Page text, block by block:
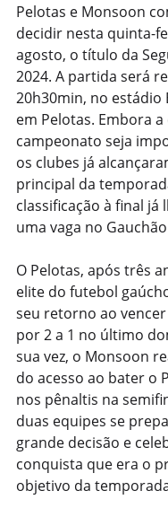
Pelotas e Monsoon
decidir nesta quinta-
agosto, o título da
2024. A partida será
20h30min, no estádio
em Pelotas. Embora
campeonato seja
os clubes já
principal da
classificação à final já
uma vaga no
O Pelotas, após três
elite do futebol
seu retorno ao
por 2 a 1 no último
sua vez, o Monsoon
do acesso ao bater o
nos pênaltis na
duas equipes se
grande decisão e
conquista que era o
objetivo da